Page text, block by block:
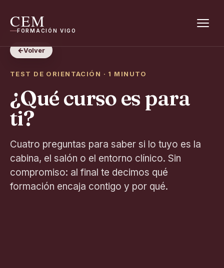
CEM
FORMACIÓN VIGO
←Volver
TEST DE ORIENTACIÓN · 1 MINUTO
¿Qué curso es para
ti?
Cuatro preguntas para saber si lo tuyo es la
cabina, el salón o el entorno clínico. Sin
compromiso: al final te decimos qué
formación encaja contigo y por qué.